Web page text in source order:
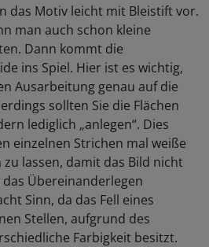
das Motiv leicht mit Bleistift vor.
man auch schon kleine
Dann kommt die
ins Spiel. Hier ist es wichtig,
Ausarbeitung genau auf die
sollten Sie die Flächen
lediglich „anlegen“. Dies
einzelnen Strichen mal weiße
lassen, damit das Bild nicht
das Übereinanderlegen
Sinn, da das Fell eines
Stellen, aufgrund des
Farbigkeit besitzt.